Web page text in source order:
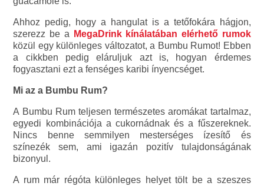
Ahhoz pedig, hogy a hangulat is a tetőfokára hágjon,
szerezz be a
MegaDrink kínálatában elérhető rumok
közül egy különleges változatot, a Bumbu Rumot! Ebben
a cikkben pedig eláruljuk azt is, hogyan érdemes
fogyasztani ezt a fenséges karibi ínyencséget.
Mi az a Bumbu Rum?
A Bumbu Rum teljesen természetes aromákat tartalmaz,
egyedi kombinációja a cukornádnak és a fűszereknek.
Nincs benne semmilyen mesterséges ízesítő és
színezék sem, ami igazán pozitív tulajdonságának
bizonyul.
A rum már régóta különleges helyet tölt be a szeszes